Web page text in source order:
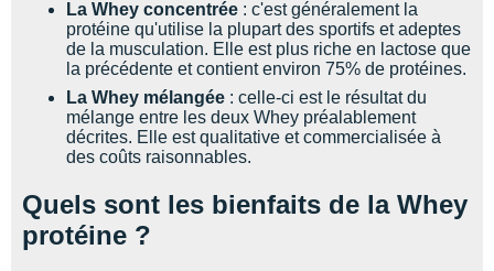
La Whey concentrée : c'est généralement la
protéine qu'utilise la plupart des sportifs et adeptes
de la musculation. Elle est plus riche en lactose que
la précédente et contient environ 75% de protéines.
La Whey mélangée : celle-ci est le résultat du
mélange entre les deux Whey préalablement
décrites. Elle est qualitative et commercialisée à
des coûts raisonnables.
Quels sont les bienfaits de la Whey
protéine ?